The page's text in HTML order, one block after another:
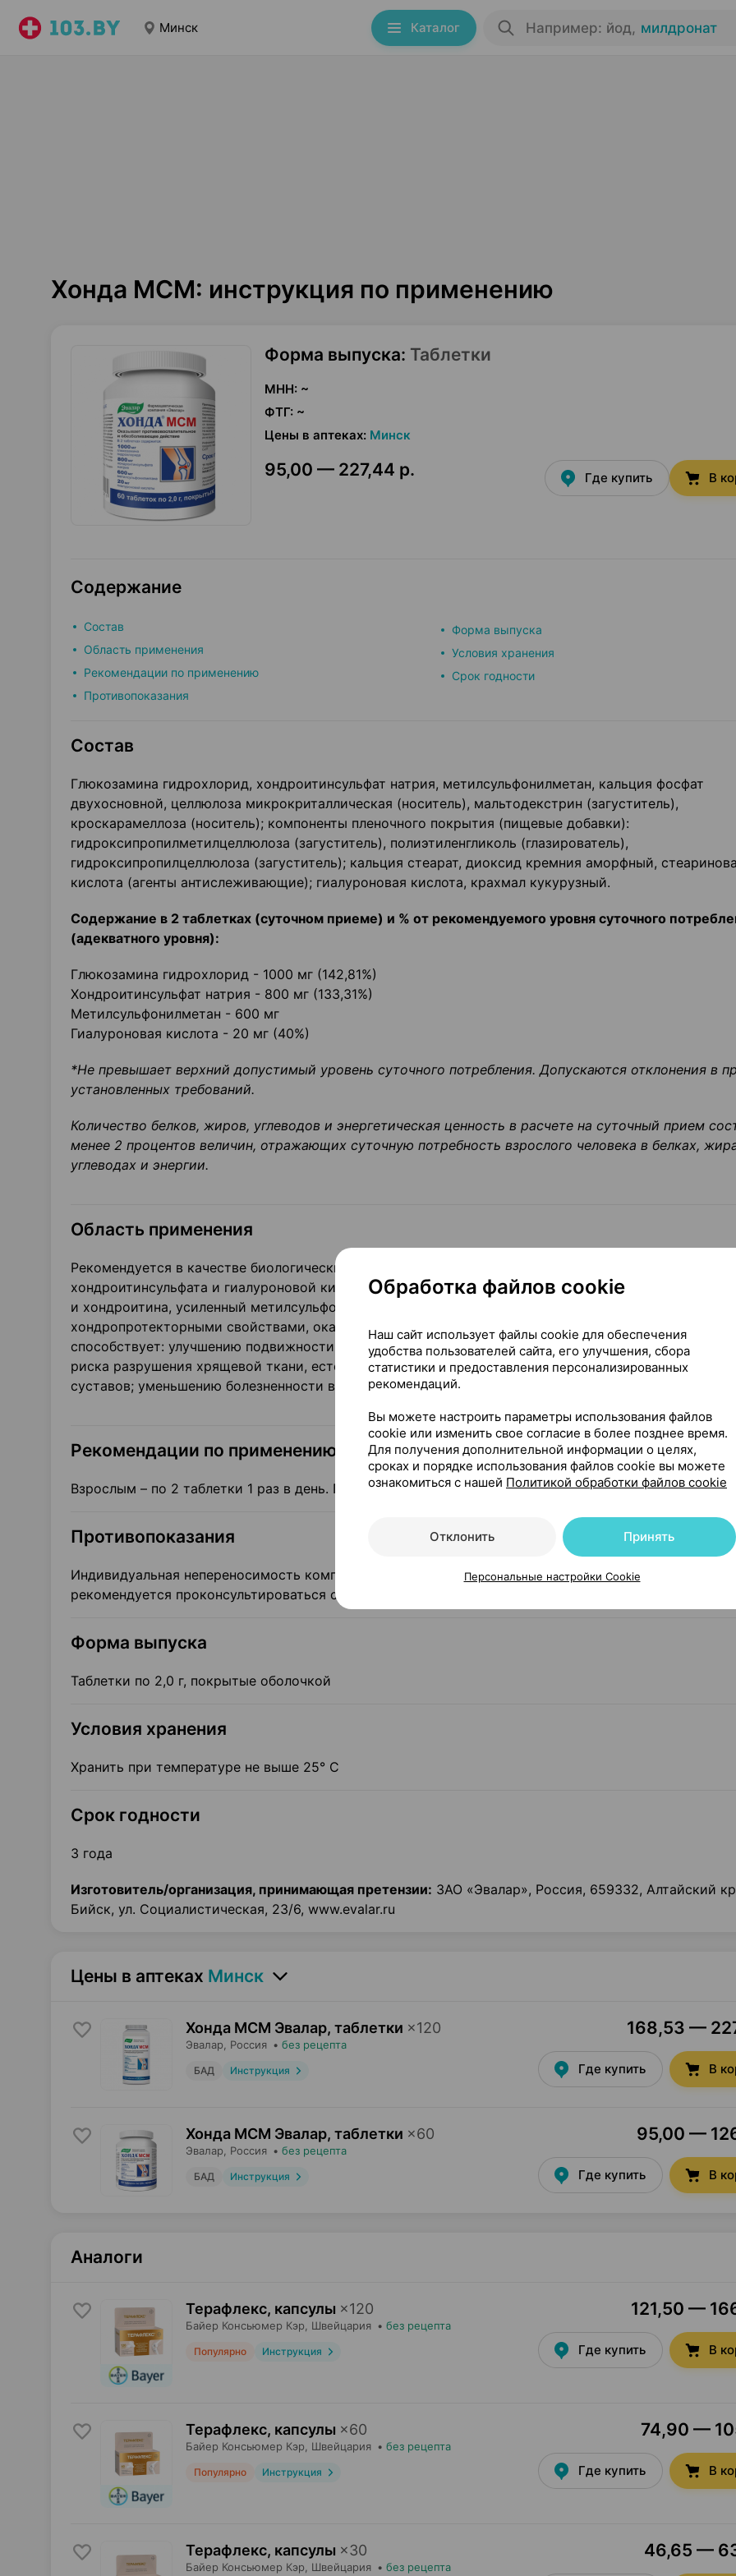
Минск Каталог Например: йод, милдронат
Хонда МСМ: инструкция по применению
Форма выпуска: Таблетки
МНН: ~
ФТГ: ~
Цены в аптеках: Минск
95,00 — 227,44 р. Где купить В
Содержание
Состав
Область применения
Рекомендации по применению
Противопоказания
Форма выпуска
Условия хранения
Срок годности
Состав
Глюкозамина гидрохлорид, хондроитинсульфат натрия, метилсульфонилметан, кальция фосфат
двухосновной, целлюлоза микрокриталлическая (носитель), мальтодекстрин (загуститель),
кроскарамеллоза (носитель); компоненты пленочного покрытия (пищевые добавки):
гидроксипропилметилцеллюлоза (загуститель), полиэтиленгликоль (глазирователь),
гидроксипропилцеллюлоза (загуститель); кальция стеарат, диоксид кремния аморфный,
кислота (агенты антислеживающие); гиалуроновая кислота, крахмал кукурузный.
Содержание в 2 таблетках (суточном приеме) и % от рекомендуемого уровня суточного
(адекватного уровня):
Глюкозамина гидрохлорид - 1000 мг (142,81%)
Хондроитинсульфат натрия - 800 мг (133,31%)
Метилсульфонилметан - 600 мг
Гиалуроновая кислота - 20 мг (40%)
*Не превышает верхний допустимый уровень суточного потребления. Допускаются отклонения в
установленных требований.
Количество белков, жиров, углеводов и энергетическая ценность в расчете на суточный прием
менее 2 процентов величин, отражающих суточную потребность взрослого человека в белках,
углеводах и энергии.
Область применения
Рекомендуется в качестве биологически активной добавки к пище – источника глюкозамина,
хондроитинсульфата и гиалуроновой кислоты, содержащей метилсульфонилметан. Комплекс
и хондроитина, усиленный метилсульфонилметаном и гиалуроновой кислотой, обладает
хондропротекторными свойствами, оказывает противовоспалительное и обезболивающее
способствует: улучшению подвижности и гибкости суставов, эластичности связок и сухожилий;
риска разрушения хрящевой ткани, естественному восстановлению хрящей; поддержке здоровья
суставов; уменьшению болезненности в области суставов и позвоночника.
Рекомендации по применению
Взрослым – по 2 таблетки 1 раз в день. Продолжительность приема – не менее 2 месяцев.
Противопоказания
Индивидуальная непереносимость компонентов, беременность, кормление грудью. Перед
рекомендуется проконсультироваться с врачом.
Форма выпуска
Таблетки по 2,0 г, покрытые оболочкой
Условия хранения
Хранить при температуре не выше 25° С
Срок годности
3 года
Изготовитель/организация, принимающая претензии: ЗАО «Эвалар», Россия, 659332, Алтайский
Бийск, ул. Социалистическая, 23/6, www.evalar.ru
Цены в аптеках Минск
Хонда МСМ Эвалар, таблетки ×120
Эвалар , Россия • без рецепта
БАД Инструкция
168,53 —
Где купить В
Хонда МСМ Эвалар, таблетки ×60
Эвалар , Россия • без рецепта
БАД Инструкция
95,00 —
Где купить В
Аналоги
Терафлекс, капсулы ×120
Байер Консьюмер Кэр , Швейцария • без рецепта
Популярно Инструкция
121,50 —
Где купить В
Терафлекс, капсулы ×60
Байер Консьюмер Кэр , Швейцария • без рецепта
Популярно Инструкция
74,90 —
Где купить В
Терафлекс, капсулы ×30
Байер Консьюмер Кэр , Швейцария • без рецепта
46,65 —
Обработка файлов cookie
Наш сайт использует файлы cookie для обеспечения
удобства пользователей сайта, его улучшения, сбора
статистики и предоставления персонализированных
рекомендаций.
Вы можете настроить параметры использования файлов
cookie или изменить свое согласие в более позднее время.
Для получения дополнительной информации о целях,
сроках и порядке использования файлов cookie вы можете
ознакомиться с нашей Политикой обработки файлов cookie
Отклонить Принять
Персональные настройки Cookie